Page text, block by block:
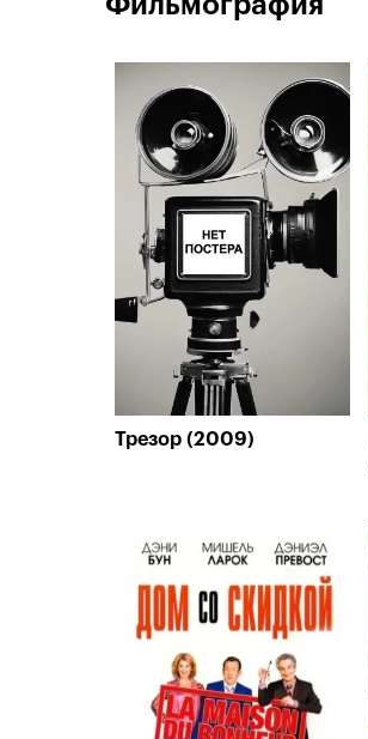
Трезор (2009)